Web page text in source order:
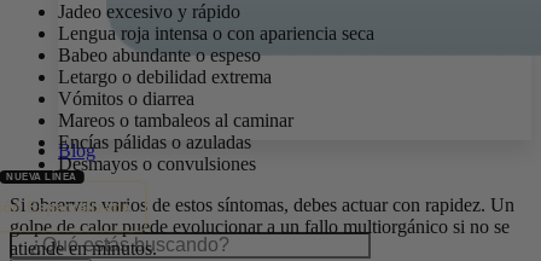
Blog
Especializada
Jadeo excesivo y rápido
Lengua roja intensa o con apariencia seca
Babeo abundante o espeso
Letargo o debilidad extrema
Vómitos o diarrea
Mareos o tambaleos al caminar
Encías pálidas o azuladas
Desmayos o convulsiones
Si observas varios de estos síntomas, debes actuar con rapidez. Un
golpe de calor puede evolucionar a un fallo multiorgánico si no se
atiende en minutos.